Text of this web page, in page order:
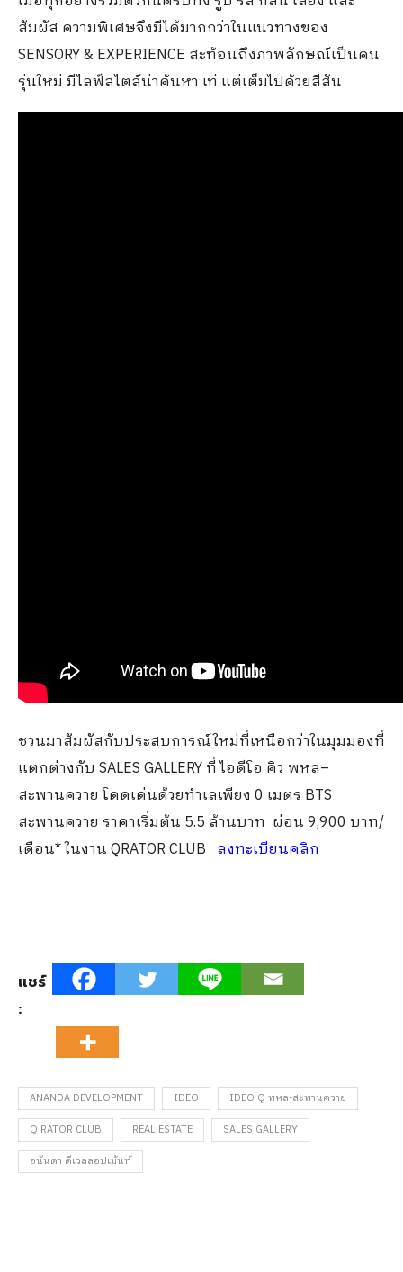
สัมผัส ความพิเศษจึงมีได้มากกว่าในแนวทางของ
SENSORY & EXPERIENCE สะท้อนถึงภาพลักษณ์เป็นคน
รุ่นใหม่ มีไลฟ์สไตล์น่าค้นหา เท่ แต่เต็มไปด้วยสีสัน
ชวนมาสัมผัสกับประสบการณ์ใหม่ที่เหนือกว่าในมุมมองที่
แตกต่างกับ SALES GALLERY ที่ ไอดีโอ คิว พหล–
สะพานควาย โดดเด่นด้วยทำเลเพียง 0 เมตร BTS
สะพานควาย ราคาเริ่มต้น 5.5 ล้านบาท ผ่อน 9,900 บาท/
เดือน* ในงาน QRATOR CLUB ลงทะเบียนคลิก
แชร์
:
ANANDA DEVELOPMENT IDEO
IDEO Q พหล-สะพานควาย
Q RATOR CLUB
REAL ESTATE
SALES GALLERY
อนันดา ดีเวลลอปเม้นท์